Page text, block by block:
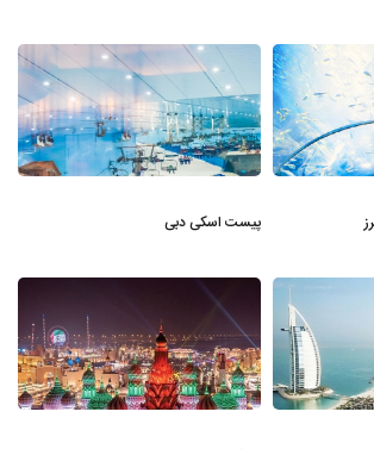
پیست اسکی دبی